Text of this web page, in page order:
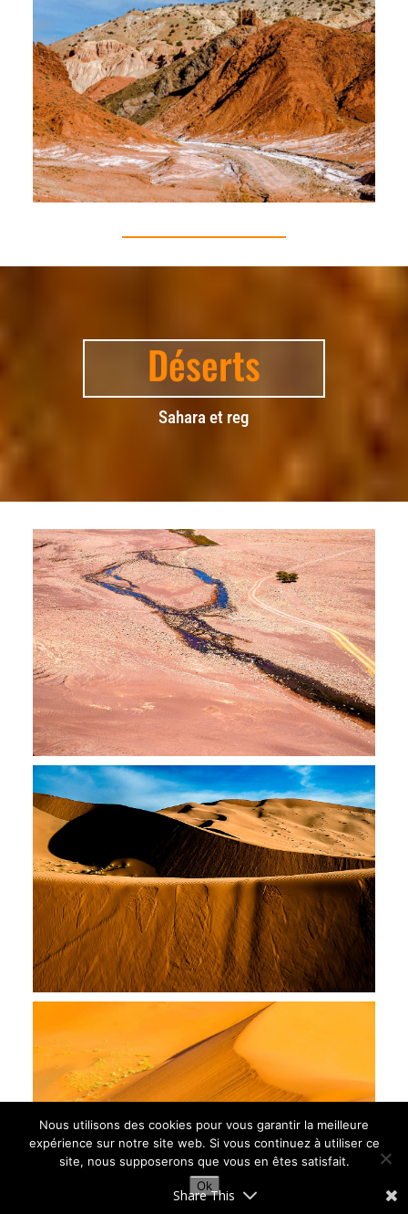
Déserts
Sahara et reg
Share This
Nous utilisons des cookies pour vous garantir la meilleure
expérience sur notre site web. Si vous continuez à utiliser ce
site, nous supposerons que vous en êtes satisfait.
Ok